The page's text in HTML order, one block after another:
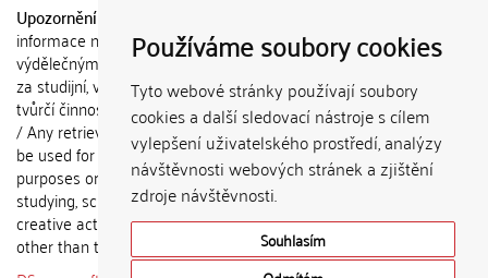
Používáme soubory cookies
Tyto webové stránky používají soubory
cookies a další sledovací nástroje s cílem
vylepšení uživatelského prostředí, analýzy
návštěvnosti webových stránek a zjištění
zdroje návštěvnosti.
Souhlasím
Upozornění / Notice:
informace nemohou být použity k
výdělečným účelům nebo vydávány
za studijní, vědeckou nebo jinou
tvůrčí činnost jiné osoby než autora.
/ Any retrieved information shall not
be used for any commercial
purposes or claimed as results of
studying, scientific or any other
creative activities of any person
other than the author.